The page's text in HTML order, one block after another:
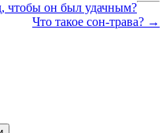
чтобы он был удачным?
Что такое сон-трава? →